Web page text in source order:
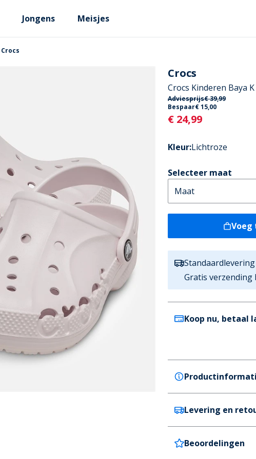
Jongens Meisjes
Crocs
Crocs
Crocs Kinderen Baya
Adviesprijs€ 39,99
Bespaar€ 15,00
Current
€ 24,99
Kleur:Lichtroze
Selecteer maat
Voeg
Gratis
Koop nu, betaal
Crocs
Crocs Kinderen
Kleur
Lichtroze
Levering en
Nederland
Beoordelingen